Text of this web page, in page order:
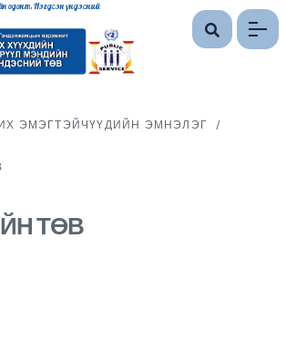
одонт, Нэгдсэн үндэсний
ЭМЭГТЭЙЧҮҮДИЙН ЭМНЭЛЭГ /
ТӨВ